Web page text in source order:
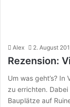
Alex 2. August
Rezension:
Um was geht’s?
zu errichten.
Bauplätze auf